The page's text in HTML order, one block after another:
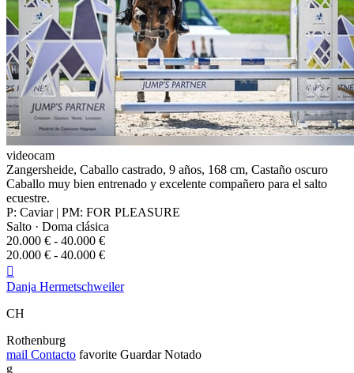
videocam
Zangersheide, Caballo castrado, 9 años, 168 cm, Castaño oscuro
Caballo muy bien entrenado y excelente compañero para el salto
ecuestre.
P: Caviar | PM: FOR PLEASURE
Salto · Doma clásica
20.000 € - 40.000 €
20.000 € - 40.000 €

Danja Hermetschweiler
CH
Rothenburg
mail Contacto favorite Guardar Notado
g